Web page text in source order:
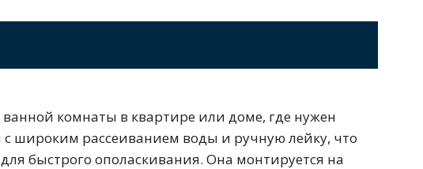
Перейти в раздел
Ванны 170 см Ванны 180 см
Ванны 190 см
комнаты в квартире или доме, где нужен
широким рассеиванием воды и ручную лейку, что
быстрого ополаскивания. Она монтируется на